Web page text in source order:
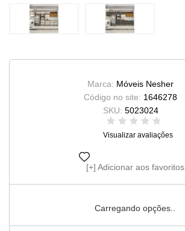
Marca: Móveis Nesher
Código no site: 1646278
SKU: 5023024
Visualizar avaliações
Adicionar aos favoritos
Carregando opções..